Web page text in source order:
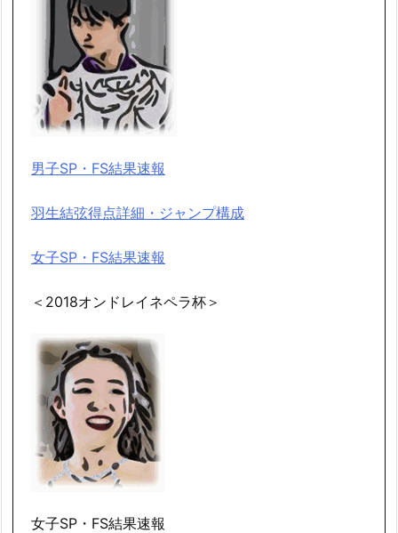
男子SP・FS結果速報
羽生結弦得点詳細・ジャンプ構成
女子SP・FS結果速報
＜2018オンドレイネペラ杯＞
女子SP・FS結果速報